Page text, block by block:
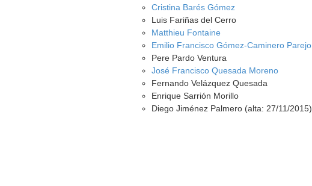
Cristina Barés Gómez
Luis Fariñas del Cerro
Matthieu Fontaine
Emilio Francisco Gómez-Caminero Parejo
Pere Pardo Ventura
José Francisco Quesada Moreno
Fernando Velázquez Quesada
Enrique Sarrión Morillo
Diego Jiménez Palmero (alta: 27/11/2015)